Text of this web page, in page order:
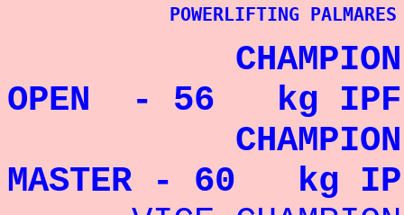
POWERLIFTING PALMARES
CHAMPION DU
OPEN - 56 kg IPF
CHAMPION DU
MASTER - 60 kg